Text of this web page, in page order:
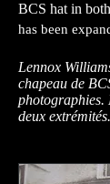
BCS hat in
has been
Lennox
chapeau de
photographies.
deux extrémités.